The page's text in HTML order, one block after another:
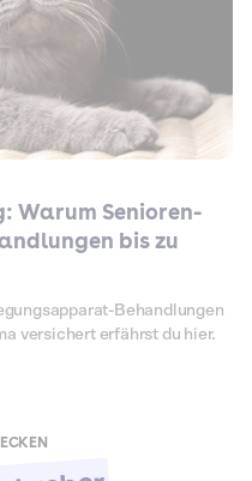
Warum Senioren-
bis zu
Behandlungen
versichert erfährst du hier.